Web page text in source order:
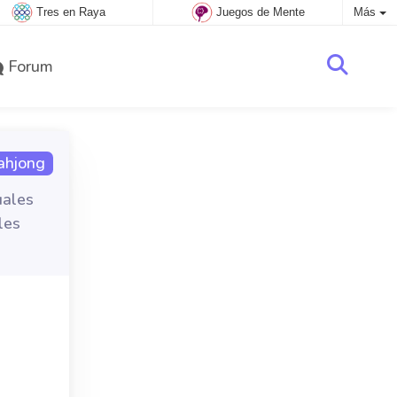
Tres en Raya Juegos de Mente Más
Forum